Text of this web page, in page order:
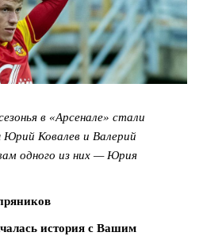
в «Арсенале» стали
Ковалев и Валерий
одного из них — Юрия
история с Вашим